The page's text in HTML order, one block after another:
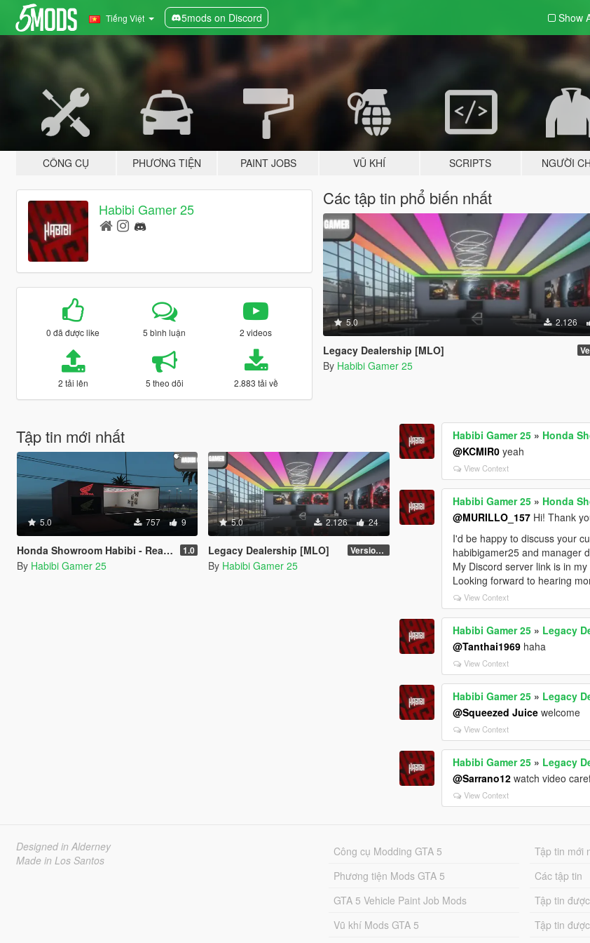
Tiếng Việt 5mods on Discord Show
CÔNG CỤ PHƯƠNG TIỆN PAINT JOBS VŨ KHÍ SCRIPTS NGƯỜI
Habibi Gamer 25
0 đã được like 5 bình luận 2 videos
2 tải lên 5 theo dõi 2.883 tải về
Các tập tin phổ biến nhất
5.0 2.126
Legacy Dealership [MLO]
By Habibi Gamer 25
Tập tin mới nhất
5.0 757 9
Honda Showroom Habibi - Realistic Honda Dealership [MLO] 1.0
By Habibi Gamer 25
5.0 2.126 24
Legacy Dealership [MLO] Version: 1.0
By Habibi Gamer 25
Habibi Gamer 25 » Honda
@KCMIR0 yeah
View Context
Habibi Gamer 25 » Honda
@MURILLO_157 Hi! Thank
I'd be happy to discuss your
habibigamer25 and manager
My Discord server link is in
Looking forward to hearing
View Context
Habibi Gamer 25 » Legacy
@Tanthai1969 haha
View Context
Habibi Gamer 25 » Legacy
@Squeezed Juice welcome
View Context
Habibi Gamer 25 » Legacy
@Sarrano12 watch video
View Context
Designed in Alderney
Made in Los Santos
Công cụ Modding GTA 5
Phương tiện Mods GTA 5
GTA 5 Vehicle Paint Job Mods
Vũ khí Mods GTA 5
Tập tin mới
Các tập tin
Tập tin
Tập tin